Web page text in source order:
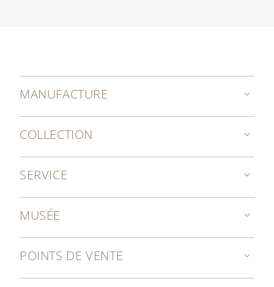
MANUFACTURE
COLLECTION
SERVICE
MUSÉE
POINTS DE VENTE